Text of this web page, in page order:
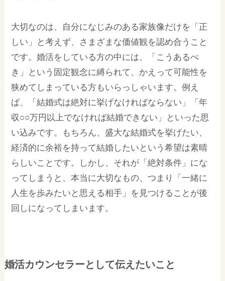
大切なのは、自分になじみのある家族像だけを「正
しい」と考えず、さまざまな価値観を認め合うこと
です。婚活をしている方の中には、「こうあるべ
き」という固定観念に縛られて、かえって可能性を
狭めてしまっている方もいらっしゃいます。例え
ば、「結婚式は絶対に挙げなければならない」「年
収○○万円以上でなければ結婚できない」といった思
い込みです。もちろん、盛大な結婚式を挙げたい、
経済的に余裕を持って結婚したいという希望は素晴
らしいことです。しかし、それが「絶対条件」にな
ってしまうと、本当に大切なもの、つまり「一緒に
人生を歩みたいと思える相手」を見つけることが後
回しになってしまいます。
婚活カウンセラーとして伝えたいこと